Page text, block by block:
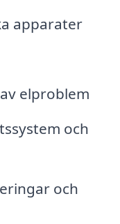
apparater
elproblem
och
och